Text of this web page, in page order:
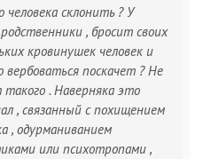
человека склонить ? У
, бросит своих
кровинушек человек и
вербоваться поскачет ? Не
. Наверняка это
, связанный с похищением
, одурманиванием
или психотропами ,